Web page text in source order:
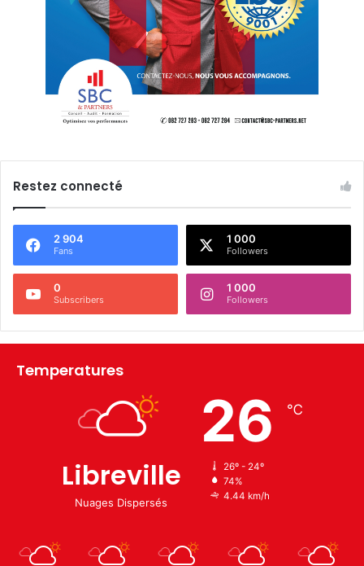
Restez connecté
2 904
Fans
1 000
Followers
0
Subscribers
1 000
Followers
Temperatures
Libreville
Nuages Dispersés
26 ℃
26º - 24º
74%
4.44 km/h